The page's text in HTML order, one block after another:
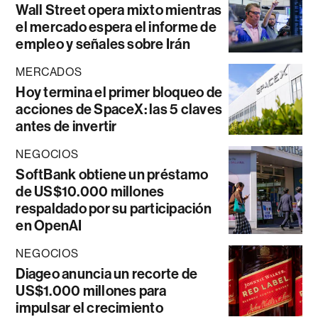
Wall Street opera mixto mientras
el mercado espera el informe de
empleo y señales sobre Irán
MERCADOS
Hoy termina el primer bloqueo de
acciones de SpaceX: las 5 claves
antes de invertir
NEGOCIOS
SoftBank obtiene un préstamo
de US$10.000 millones
respaldado por su participación
en OpenAI
NEGOCIOS
Diageo anuncia un recorte de
US$1.000 millones para
impulsar el crecimiento